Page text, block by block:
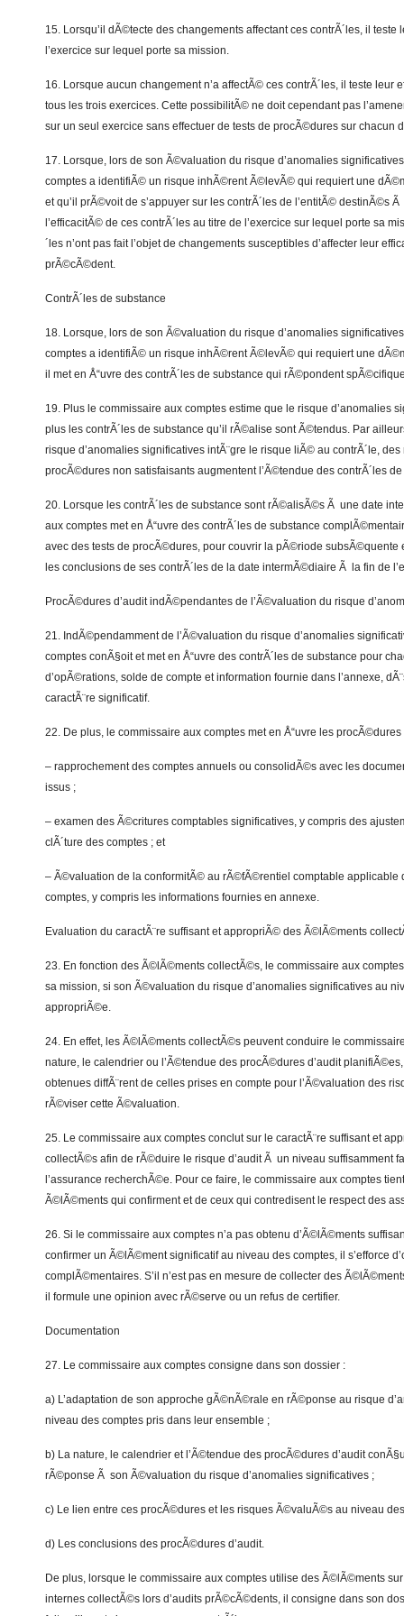
15. Lorsqu’il dÃ©tecte des changements affectant ces contrÃ´les, il
l’exercice sur lequel porte sa mission.
16. Lorsque aucun changement n’a affectÃ© ces contrÃ´les, il teste leur
tous les trois exercices. Cette possibilitÃ© ne doit cependant pas
sur un seul exercice sans effectuer de tests de procÃ©dures sur chacun
17. Lorsque, lors de son Ã©valuation du risque d’anomalies
comptes a identifiÃ© un risque inhÃ©rent Ã©levÃ© qui requiert une
et qu’il prÃ©voit de s’appuyer sur les contrÃ´les de l’entitÃ© destinÃ©s
l’efficacitÃ© de ces contrÃ´les au titre de l’exercice sur lequel porte sa
´les n’ont pas fait l’objet de changements susceptibles d’affecter leur
prÃ©cÃ©dent.
ContrÃ´les de substance
18. Lorsque, lors de son Ã©valuation du risque d’anomalies
comptes a identifiÃ© un risque inhÃ©rent Ã©levÃ© qui requiert une
il met en Å“uvre des contrÃ´les de substance qui rÃ©pondent
19. Plus le commissaire aux comptes estime que le risque d’anomalies
plus les contrÃ´les de substance qu’il rÃ©alise sont Ã©tendus. Par
risque d’anomalies significatives intÃ¨gre le risque liÃ© au contrÃ´le,
procÃ©dures non satisfaisants augmentent l’Ã©tendue des contrÃ´les
20. Lorsque les contrÃ´les de substance sont rÃ©alisÃ©s Ã une date
aux comptes met en Å“uvre des contrÃ´les de substance
avec des tests de procÃ©dures, pour couvrir la pÃ©riode subsÃ©quente
les conclusions de ses contrÃ´les de la date intermÃ©diaire Ã la fin de
ProcÃ©dures d’audit indÃ©pendantes de l’Ã©valuation du risque
21. IndÃ©pendamment de l’Ã©valuation du risque d’anomalies
comptes conÃ§oit et met en Å“uvre des contrÃ´les de substance pour
d’opÃ©rations, solde de compte et information fournie dans l’annexe,
caractÃ¨re significatif.
22. De plus, le commissaire aux comptes met en Å“uvre les procÃ©dures
– rapprochement des comptes annuels ou consolidÃ©s avec les
issus ;
– examen des Ã©critures comptables significatives, y compris des
clÃ´ture des comptes ; et
– Ã©valuation de la conformitÃ© au rÃ©fÃ©rentiel comptable applicable
comptes, y compris les informations fournies en annexe.
Evaluation du caractÃ¨re suffisant et appropriÃ© des Ã©lÃ©ments
23. En fonction des Ã©lÃ©ments collectÃ©s, le commissaire aux
sa mission, si son Ã©valuation du risque d’anomalies significatives au
appropriÃ©e.
24. En effet, les Ã©lÃ©ments collectÃ©s peuvent conduire le
nature, le calendrier ou l’Ã©tendue des procÃ©dures d’audit
obtenues diffÃ¨rent de celles prises en compte pour l’Ã©valuation des
rÃ©viser cette Ã©valuation.
25. Le commissaire aux comptes conclut sur le caractÃ¨re suffisant et
collectÃ©s afin de rÃ©duire le risque d’audit Ã un niveau suffisamment
l’assurance recherchÃ©e. Pour ce faire, le commissaire aux comptes
Ã©lÃ©ments qui confirment et de ceux qui contredisent le respect des
26. Si le commissaire aux comptes n’a pas obtenu d’Ã©lÃ©ments
confirmer un Ã©lÃ©ment significatif au niveau des comptes, il s’efforce
complÃ©mentaires. S’il n’est pas en mesure de collecter des
il formule une opinion avec rÃ©serve ou un refus de certifier.
Documentation
27. Le commissaire aux comptes consigne dans son dossier :
a) L’adaptation de son approche gÃ©nÃ©rale en rÃ©ponse au risque
niveau des comptes pris dans leur ensemble ;
b) La nature, le calendrier et l’Ã©tendue des procÃ©dures d’audit
rÃ©ponse Ã son Ã©valuation du risque d’anomalies significatives ;
c) Le lien entre ces procÃ©dures et les risques Ã©valuÃ©s au niveau
d) Les conclusions des procÃ©dures d’audit.
De plus, lorsque le commissaire aux comptes utilise des Ã©lÃ©ments
internes collectÃ©s lors d’audits prÃ©cÃ©dents, il consigne dans son